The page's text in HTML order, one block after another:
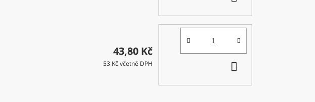
KOŠÍKU
43,80 Kč
53 Kč včetně DPH
KOŠÍKU